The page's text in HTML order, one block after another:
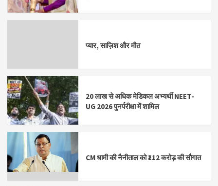
प्यार, साज़िश और मौत
20 लाख से अधिक मेडिकल अभ्यर्थी NEET-
UG 2026 पुनर्परीक्षा में शामिल
CM धामी की नैनीताल को ₹112 करोड़ की सौगात